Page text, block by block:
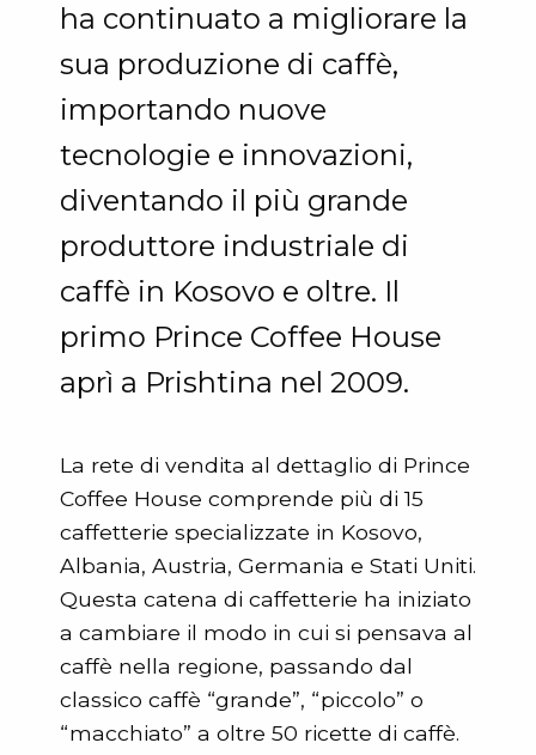
ha continuato a migliorare la
sua produzione di caffè,
importando nuove
tecnologie e innovazioni,
diventando il più grande
produttore industriale di
caffè in Kosovo e oltre. Il
primo Prince Coffee House
aprì a Prishtina nel 2009.
La rete di vendita al dettaglio di Prince
Coffee House comprende più di 15
caffetterie specializzate in Kosovo,
Albania, Austria, Germania e Stati Uniti.
Questa catena di caffetterie ha iniziato
a cambiare il modo in cui si pensava al
caffè nella regione, passando dal
classico caffè “grande”, “piccolo” o
“macchiato” a oltre 50 ricette di caffè.